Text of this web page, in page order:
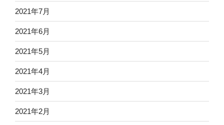
2021年7月
2021年6月
2021年5月
2021年4月
2021年3月
2021年2月